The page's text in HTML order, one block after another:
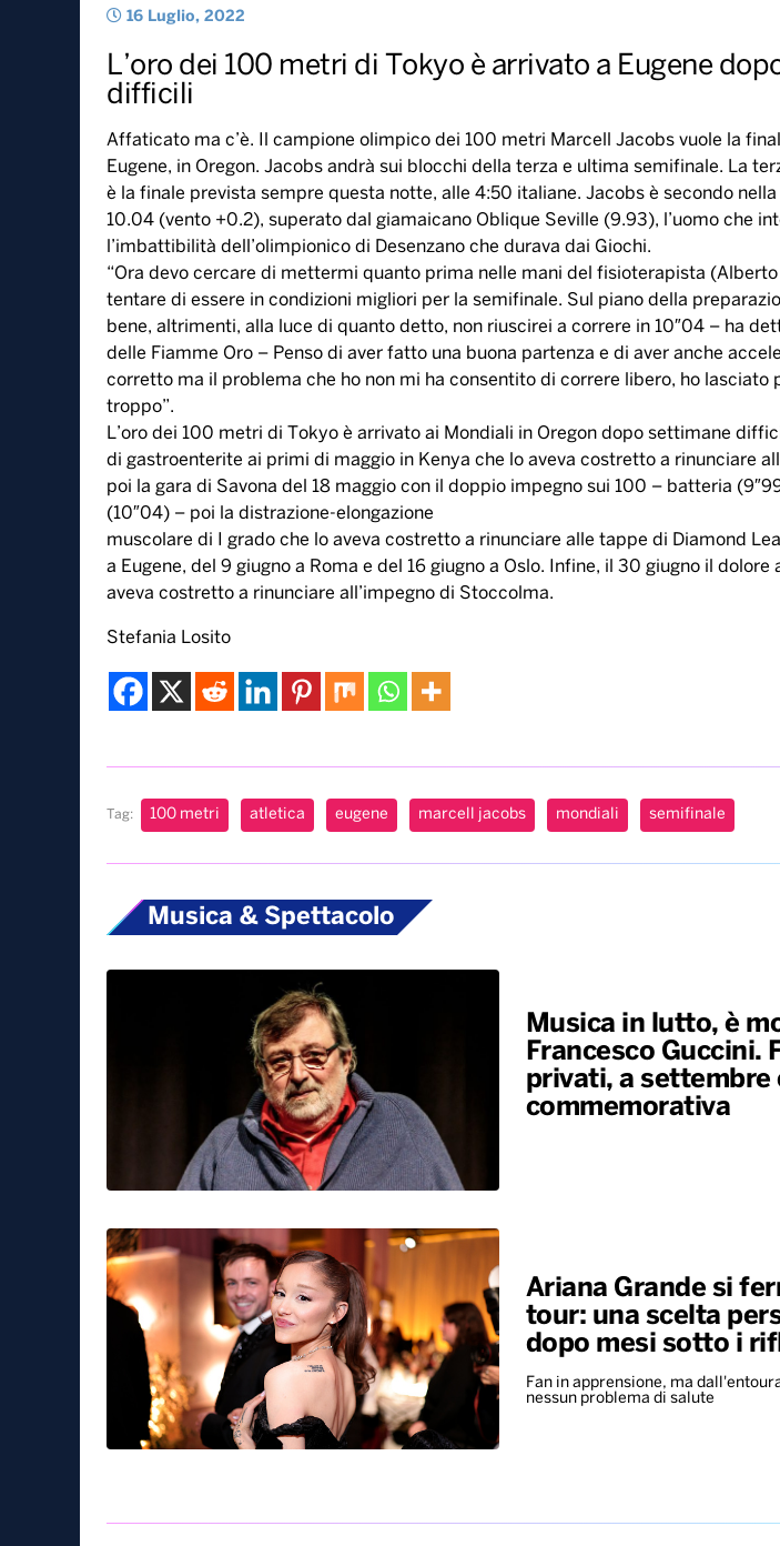
16 Luglio, 2022
L’oro dei 100 metri di Tokyo è arrivato a Eugene
difficili
Affaticato ma c’è. Il campione olimpico dei 100 metri Marcell Jacobs vuole la
Eugene, in Oregon. Jacobs andrà sui blocchi della terza e ultima semifinale. La
è la finale prevista sempre questa notte, alle 4:50 italiane. Jacobs è secondo
10.04 (vento +0.2), superato dal giamaicano Oblique Seville (9.93), l’uomo che
l’imbattibilità dell’olimpionico di Desenzano che durava dai Giochi.
“Ora devo cercare di mettermi quanto prima nelle mani del fisioterapista
tentare di essere in condizioni migliori per la semifinale. Sul piano della
bene, altrimenti, alla luce di quanto detto, non riuscirei a correre in 10″04 – ha
delle Fiamme Oro – Penso di aver fatto una buona partenza e di aver anche
corretto ma il problema che ho non mi ha consentito di correre libero, ho lasciato
troppo”.
L’oro dei 100 metri di Tokyo è arrivato ai Mondiali in Oregon dopo settimane
di gastroenterite ai primi di maggio in Kenya che lo aveva costretto a rinunciare
poi la gara di Savona del 18 maggio con il doppio impegno sui 100 – batteria
(10″04) – poi la distrazione-elongazione
muscolare di I grado che lo aveva costretto a rinunciare alle tappe di Diamond
a Eugene, del 9 giugno a Roma e del 16 giugno a Oslo. Infine, il 30 giugno il dolore
aveva costretto a rinunciare all’impegno di Stoccolma.
Stefania Losito
Tag: 100 metri atletica eugene marcell jacobs mondiali semifinale
Musica & Spettacolo
Musica in lutto, è
Francesco Guccini.
privati, a settembre
commemorativa
Ariana Grande si
tour: una scelta
dopo mesi sotto i
Fan in apprensione, ma
nessun problema di salute